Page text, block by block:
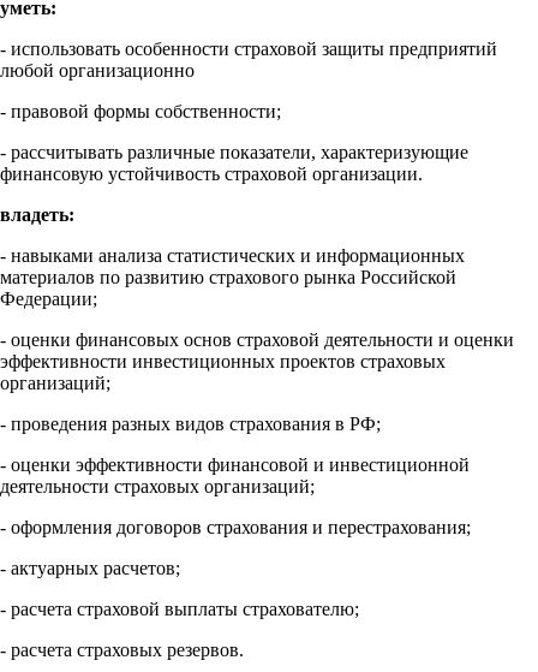
уметь:
- использовать особенности страховой защиты предприятий
любой организационно
- правовой формы собственности;
- рассчитывать различные показатели, характеризующие
финансовую устойчивость страховой организации.
владеть:
- навыками анализа статистических и информационных
материалов по развитию страхового рынка Российской
Федерации;
- оценки финансовых основ страховой деятельности и оценки
эффективности инвестиционных проектов страховых
организаций;
- проведения разных видов страхования в РФ;
- оценки эффективности финансовой и инвестиционной
деятельности страховых организаций;
- оформления договоров страхования и перестрахования;
- актуарных расчетов;
- расчета страховой выплаты страхователю;
- расчета страховых резервов.